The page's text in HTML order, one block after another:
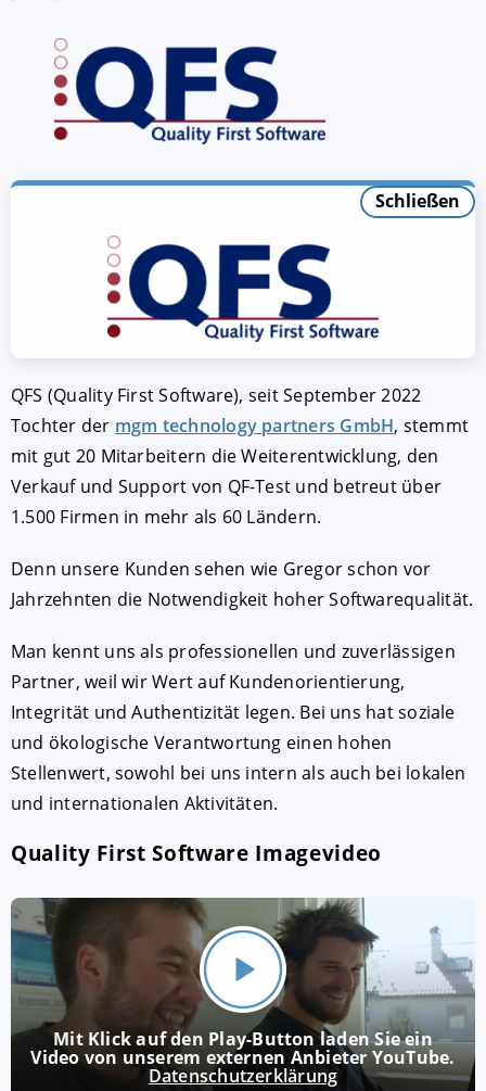
Schließen
QFS (Quality First Software), seit September 2022
Tochter der mgm technology partners GmbH, stemmt
mit gut 20 Mitarbeitern die Weiterentwicklung, den
Verkauf und Support von QF-Test und betreut über
1.500 Firmen in mehr als 60 Ländern.
Denn unsere Kunden sehen wie Gregor schon vor
Jahrzehnten die Notwendigkeit hoher Softwarequalität.
Man kennt uns als professionellen und zuverlässigen
Partner, weil wir Wert auf Kundenorientierung,
Integrität und Authentizität legen. Bei uns hat soziale
und ökologische Verantwortung einen hohen
Stellenwert, sowohl bei uns intern als auch bei lokalen
und internationalen Aktivitäten.
Quality First Software Imagevideo
Mit Klick auf den Play-Button laden Sie ein
Video von unserem externen Anbieter YouTube.
Datenschutzerklärung